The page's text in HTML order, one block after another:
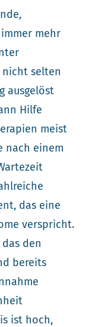
mehr
nicht selten
ausgelöst
Hilfe
meist
nach einem
das eine
verspricht.
den
bereits
ist hoch,